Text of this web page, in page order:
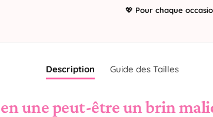
💖 Pour chaque
Description Guide des Tailles
une peut-être un brin